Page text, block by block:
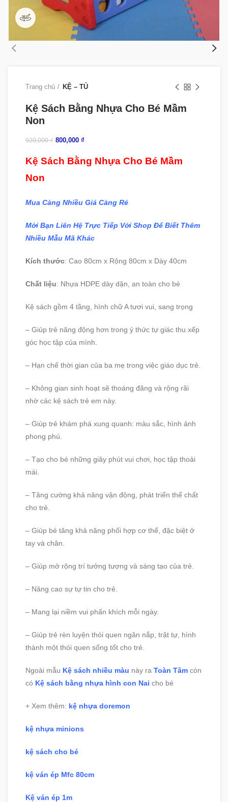
360 product view
Trang chủ KỆ – TỦ
Kệ Sách Bằng Nhựa Cho Bé Mầm
Non
920,000₫ 800,000 ₫
Kệ Sách Bằng Nhựa Cho Bé Mầm
Non
Mua Càng Nhiều Giá Càng Rẻ
Mời Bạn Liên Hệ Trực Tiếp Với Shop Để Biết Thêm
Nhiều Mẫu Mã Khác
Kích thước: Cao 80cm x Rộng 80cm x Dày 40cm
Chất liệu: Nhựa HDPE dày dặn, an toàn cho bé
Kệ sách gồm 4 tầng, hình chữ A tươi vui, sang trọng
– Giúp trẻ năng động hơn trong ý thức tự giác thu xếp
góc học tập của mình.
– Hạn chế thời gian của ba mẹ trong việc giáo dục trẻ.
– Không gian sinh hoạt sẽ thoáng đãng và rộng rãi
nhờ các kệ sách trẻ em này.
– Giúp trẻ khám phá xung quanh: màu sắc, hình ảnh
phong phú.
– Tạo cho bé những giây phút vui chơi, học tập thoải
mái.
– Tăng cường khả năng vận động, phát triển thể chất
cho trẻ.
– Giúp bé tăng khả năng phối hợp cơ thể, đặc biệt ở
tay và chân.
– Giúp mở rộng trí tưởng tượng và sáng tạo của trẻ.
– Nâng cao sự tự tin cho trẻ.
– Mang lại niềm vui phấn khích mỗi ngày.
– Giúp trẻ rèn luyện thói quen ngăn nắp, trật tự, hình
thành một thói quen sống tốt cho trẻ.
Ngoài mẫu Kệ sách nhiều màu này ra Toàn Tâm còn
có Kệ sách bằng nhựa hình con Nai cho bé
+ Xem thêm: kệ nhựa doremon
kệ nhựa minions
kệ sách cho bé
kệ ván ép Mfc 80cm
Kệ ván ép 1m